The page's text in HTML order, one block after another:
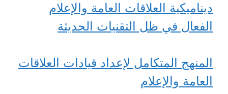
ديناميكية العلاقات العامة والإعلام
الفعال في ظل التقنيات الحديثة
المنهج المتكامل لإعداد قيادات العلاقات
العامة والإعلام